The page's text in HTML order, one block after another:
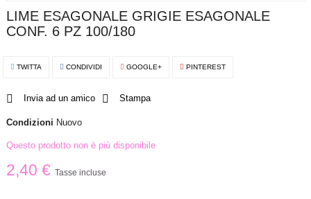
LIME ESAGONALE GRIGIE ESAGONALE
CONF. 6 PZ 100/180
TWITTA CONDIVIDI GOOGLE+ PINTEREST
Invia ad un amico Stampa
Condizioni Nuovo
Questo prodotto non è più disponibile
2,40 € Tasse incluse